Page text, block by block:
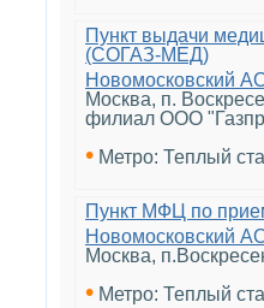
Пункт выдачи
(СОГАЗ-МЕД)
Новомосковский
Москва, п.
филиал ООО
• Метро: Теплый
Пункт МФЦ по
Новомосковский
Москва,
• Метро: Теплый